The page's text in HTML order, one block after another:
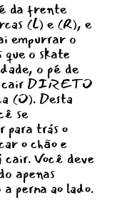
da frente
(L) e (R), e
empurrar o
que o skate
o pé de
cair DIRETO
(O). Desta
se
para trás o
o chão e
cair. Você deve
apenas
perna ao lado.